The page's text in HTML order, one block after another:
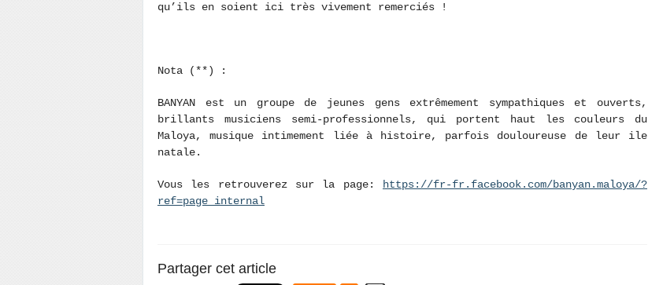
qu’ils en soient ici très vivement remerciés !
Nota (**) :
BANYAN est un groupe de jeunes gens extrêmement sympathiques et ouverts,
brillants musiciens semi-professionnels, qui portent haut les couleurs du
Maloya, musique intimement liée à histoire, parfois douloureuse de leur ile
natale.
Vous les retrouverez sur la page:
https://fr-fr.facebook.com/banyan.maloya/?
ref=page_internal
Partager cet article